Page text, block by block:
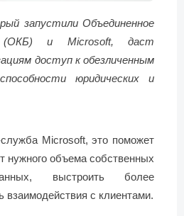
запустили Объединенное
(ОКБ) и Microsoft, даст
доступ к обезличенным
юридических и
Microsoft, это поможет
нужного объема собственных
выстроить более
с клиентами.